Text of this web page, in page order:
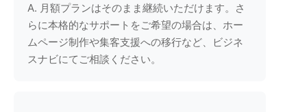
A. 月額プランはそのまま継続いただけます。さ
らに本格的なサポートをご希望の場合は、ホー
ムページ制作や集客支援への移行など、ビジネ
スナビにてご相談ください。